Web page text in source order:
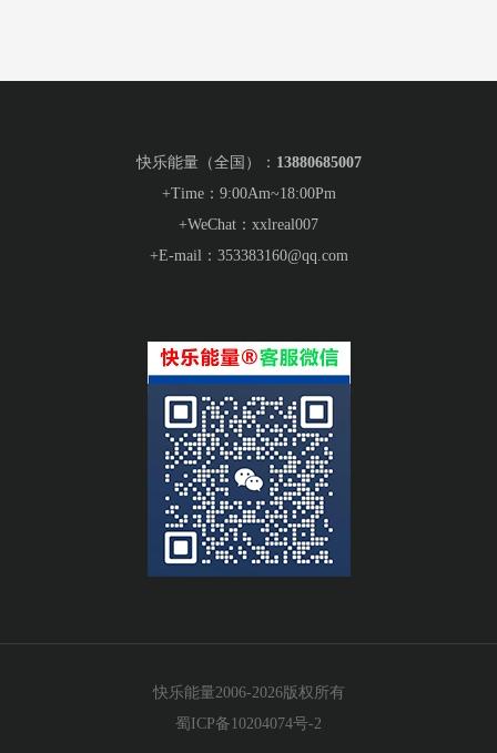
快乐能量（全国）： 13880685007
+Time：9:00Am~18:00Pm
+WeChat：xxlreal007
+E-mail： 353383160@qq.com
快乐能量2006-2026版权所有
蜀ICP备10204074号-2